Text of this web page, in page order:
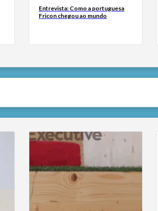
Entrevista: Como a portuguesa
Fricon chegou ao mundo